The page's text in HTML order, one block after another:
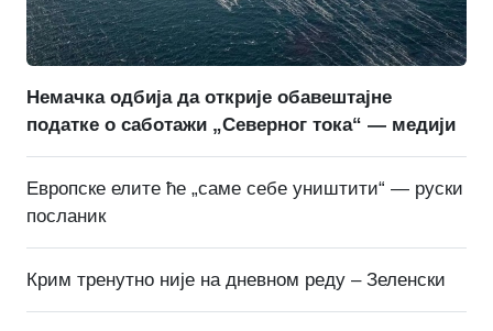
Немачка одбија да открије обавештајне
податке о саботажи „Северног тока“ — медији
Европске елите ће „саме себе уништити“ — руски
посланик
Крим тренутно није на дневном реду – Зеленски